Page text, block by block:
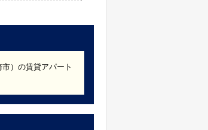
）の賃貸アパート